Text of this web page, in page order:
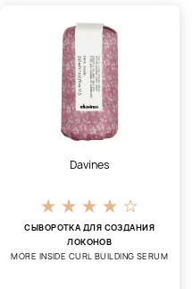
Davines
CЫВОРОТКА ДЛЯ СОЗДАНИЯ
ЛОКОНОВ
MORE INSIDE CURL BUILDING SERUM